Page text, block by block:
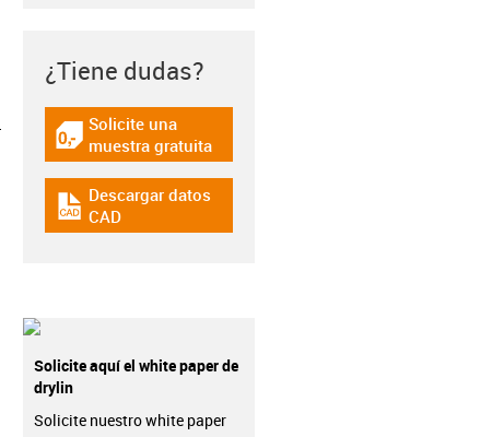
¿Tiene dudas?
igus-icon-gratismuster
Solicite una
muestra gratuita
igus-icon-cad-dateien
Descargar datos
CAD
Solicite aquí el white paper de
drylin
Solicite nuestro white paper